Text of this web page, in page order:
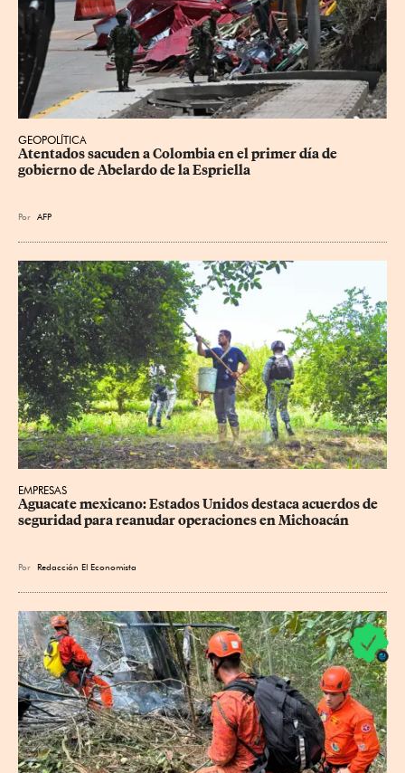
GEOPOLÍTICA
Atentados sacuden a Colombia en el primer día de
gobierno de Abelardo de la Espriella
Por AFP
EMPRESAS
Aguacate mexicano: Estados Unidos destaca acuerdos de
seguridad para reanudar operaciones en Michoacán
Por Redacción El Economista